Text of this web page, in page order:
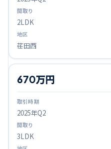
2LDK
荏田西
2025年Q2
670万円
3LDK